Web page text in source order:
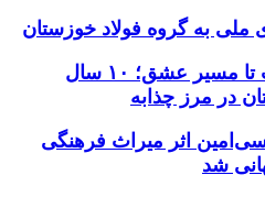
ملی به گروه فولاد خوزستان
از چرخ‌دنده‌های صنعت تا مسیر عشق؛ ۱۰ سال
در مرز چذابه
اثر میراث‌ فرهنگی
شد